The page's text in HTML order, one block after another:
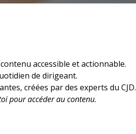
accessible et actionnable.
de dirigeant.
créées par des experts du CJD.
pour accéder au contenu.